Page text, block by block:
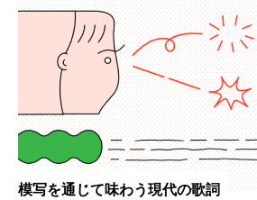
模写を通じて味わう現代の歌詞